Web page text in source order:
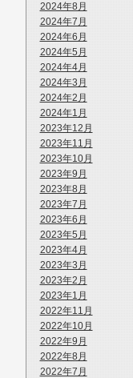
2024年8月
2024年7月
2024年6月
2024年5月
2024年4月
2024年3月
2024年2月
2024年1月
2023年12月
2023年11月
2023年10月
2023年9月
2023年8月
2023年7月
2023年6月
2023年5月
2023年4月
2023年3月
2023年2月
2023年1月
2022年11月
2022年10月
2022年9月
2022年8月
2022年7月